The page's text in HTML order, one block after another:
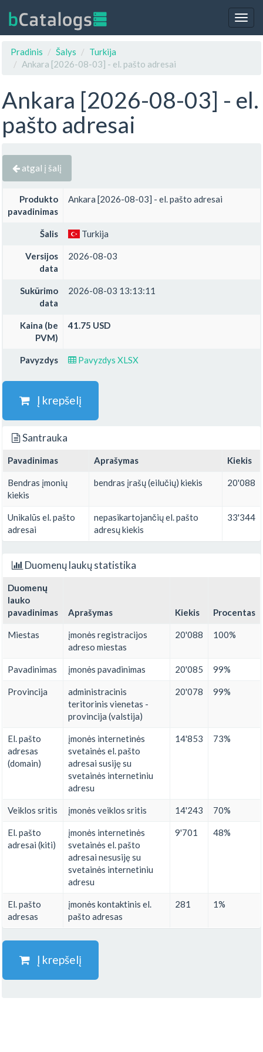
Pradinis
Šalys
Turkija
Ankara [2026-08-03] - el. pašto adresai
Ankara [2026-08-03] - el.
pašto adresai
atgal į šalį
Produkto
pavadinimas
Ankara [2026-08-03] - el. pašto adresai
Šalis Turkija
Versijos
data
2026-08-03
Sukūrimo
data
2026-08-03 13:13:11
Kaina (be
PVM)
41.75 USD
Pavyzdys Pavyzdys XLSX
Į krepšelį
Santrauka
Pavadinimas Aprašymas Kiekis
Bendras įmonių
kiekis
bendras įrašų (eilučių) kiekis 20'088
Unikalūs el. pašto
adresai
nepasikartojančių el. pašto
adresų kiekis
33'344
Duomenų laukų statistika
Duomenų
lauko
pavadinimas
Aprašymas Kiekis Procentas
Miestas
įmonės registracijos
adreso miestas
20'088 100%
Pavadinimas įmonės pavadinimas 20'085 99%
Provincija
administracinis
teritorinis vienetas -
provincija (valstija)
20'078 99%
El. pašto
adresas
(domain)
įmonės internetinės
svetainės el. pašto
adresai susiję su
svetainės internetiniu
adresu
14'853 73%
Veiklos sritis įmonės veiklos sritis 14'243 70%
El. pašto
adresai (kiti)
įmonės internetinės
svetainės el. pašto
adresai nesusiję su
svetainės internetiniu
adresu
9'701 48%
El. pašto
adresas
įmonės kontaktinis el.
pašto adresas
281 1%
Į krepšelį